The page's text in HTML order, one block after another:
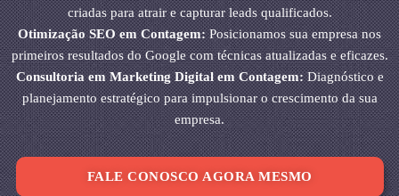
criadas para atrair e capturar leads qualificados.
Otimização SEO em Contagem:Posicionamos sua empresa nos
primeiros resultados do Google com técnicas atualizadas e eficazes.
Consultoria em Marketing Digital em Contagem:Diagnóstico e
planejamento estratégico para impulsionar o crescimento da sua
empresa.
FALE CONOSCO AGORA MESMO